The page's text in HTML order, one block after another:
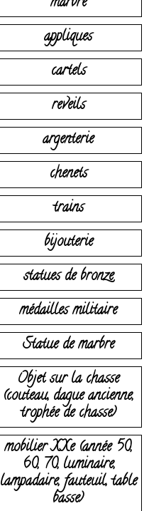
appliques
cartels
reveils
argenterie
chenets
trains
bijouterie
statues de bronze
médailles militaire
Statue de marbre
Objet sur la chasse
(couteau, dague ancienne,
trophée de chasse)
mobilier XXe (année 50,
60, 70, luminaire,
lampadaire, fauteuil, table
basse)